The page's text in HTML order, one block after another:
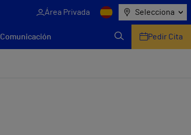
Área Privada Selecciona
Comunicación Pedir Cita